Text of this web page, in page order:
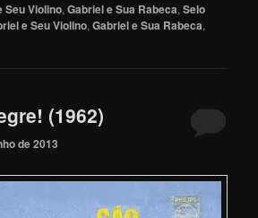
Seu Violino,Gabriel e Sua Rabeca,Selo
e Seu Violino,Gabriel e Sua Rabeca,
(1962)
de 2013